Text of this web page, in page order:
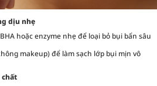
dịu nhẹ
hoặc enzyme nhẹ để loại bỏ bụi bẩn sâu
makeup) để làm sạch lớp bụi mịn vô
chất